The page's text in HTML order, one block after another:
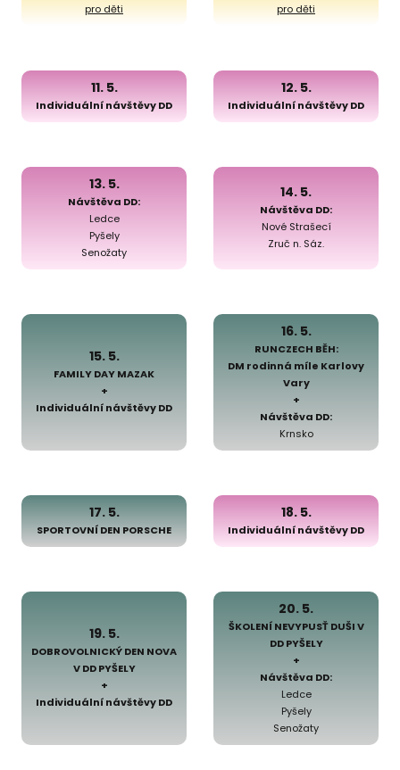
pro děti
pro děti
11. 5.
Individuální návštěvy DD
12. 5.
Individuální návštěvy DD
13. 5.
Návštěva DD:
Ledce
Pyšely
Senožaty
14. 5.
Návštěva DD:
Nové Strašecí
Zruč n. Sáz.
15. 5.
FAMILY DAY MAZAK
+
Individuální návštěvy DD
16. 5.
RUNCZECH BĚH:
DM rodinná míle Karlovy
Vary
+
Návštěva DD:
Krnsko
17. 5.
SPORTOVNÍ DEN PORSCHE
18. 5.
Individuální návštěvy DD
19. 5.
DOBROVOLNICKÝ DEN NOVA
V DD PYŠELY
+
Individuální návštěvy DD
20. 5.
ŠKOLENÍ NEVYPUSŤ DUŠI V
DD PYŠELY
+
Návštěva DD:
Ledce
Pyšely
Senožaty